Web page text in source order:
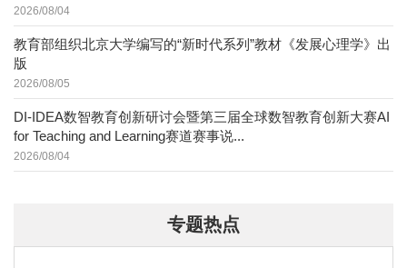
2026/08/04
教育部组织北京大学编写的“新时代系列”教材《发展心理学》出
版
2026/08/05
DI-IDEA数智教育创新研讨会暨第三届全球数智教育创新大赛AI
for Teaching and Learning赛道赛事说...
2026/08/04
专题热点